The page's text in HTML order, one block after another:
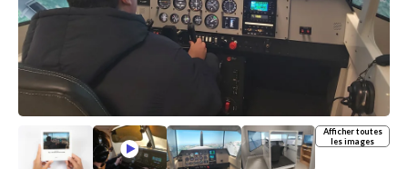
Afficher toutes
les images